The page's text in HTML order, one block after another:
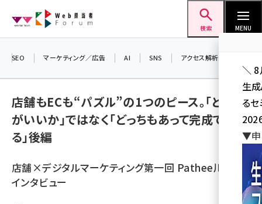
ン
検索 MENU
seo (3532)
youtube (2441)
SEO マーケティング／広告 AI SNS アクセス解析／データ分析
店舗もECも“パズル”の1つのピース。「どっち
がいいか」ではなく「どっちもあって完成でき
る」後編
店舗×デジタルマーケティング第一回 Pathee川添隆
インタビュー
＼ 8
生
る
▼申